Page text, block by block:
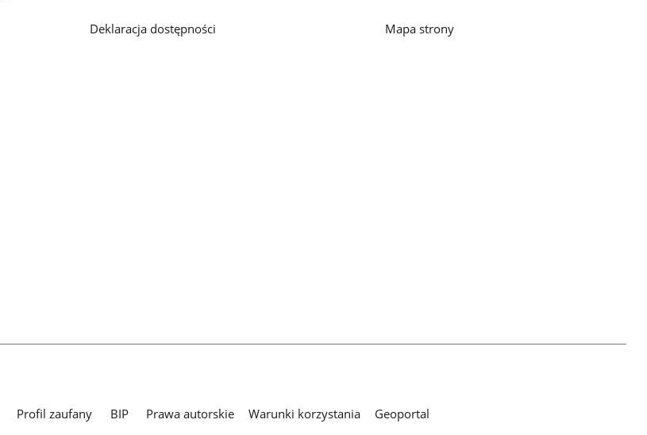
Deklaracja dostępności Mapa strony
Profil zaufany BIP Prawa autorskie Warunki korzystania
Geoportal